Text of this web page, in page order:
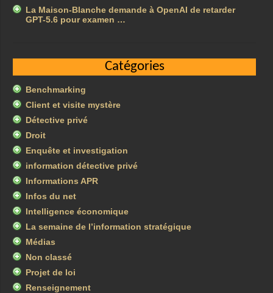
La Maison-Blanche demande à OpenAI de retarder
GPT-5.6 pour examen …
Catégories
Benchmarking
Client et visite mystère
Détective privé
Droit
Enquête et investigation
information détective privé
Informations APR
Infos du net
Intelligence économique
La semaine de l’information stratégique
Médias
Non classé
Projet de loi
Renseignement